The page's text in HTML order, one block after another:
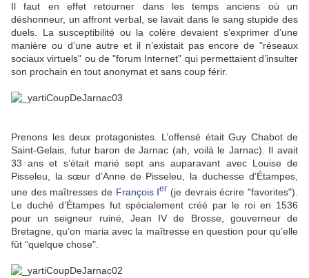
Il faut en effet retourner dans les temps anciens où un
déshonneur, un affront verbal, se lavait dans le sang stupide des
duels. La susceptibilité ou la colère devaient s’exprimer d’une
manière ou d’une autre et il n’existait pas encore de "réseaux
sociaux virtuels" ou de "forum Internet" qui permettaient d’insulter
son prochain en tout anonymat et sans coup férir.
Prenons les deux protagonistes. L’offensé était Guy Chabot de
Saint-Gelais, futur baron de Jarnac (ah, voilà le Jarnac). Il avait
33 ans et s’était marié sept ans auparavant avec Louise de
Pisseleu, la sœur d’Anne de Pisseleu, la duchesse d’Étampes,
une des maîtresses de François Ier (je devrais écrire "favorites").
Le duché d’Étampes fut spécialement créé par le roi en 1536
pour un seigneur ruiné, Jean IV de Brosse, gouverneur de
Bretagne, qu’on maria avec la maîtresse en question pour qu’elle
fût "quelque chose".